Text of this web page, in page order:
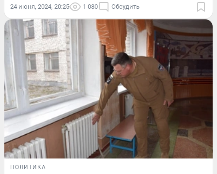
24 июня, 2024, 20:25 1 080 Обсудить
ПОЛИТИКА